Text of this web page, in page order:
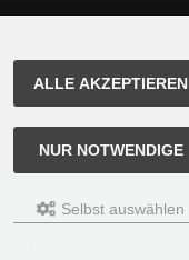
ALLE AKZEPTIEREN
NUR NOTWENDIGE
Selbst auswählen